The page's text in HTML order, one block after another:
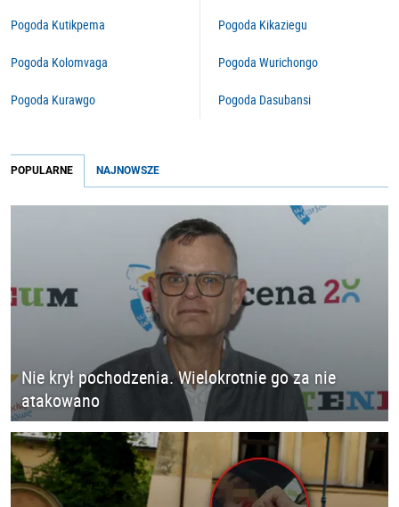
Pogoda Kutikpema
Pogoda Kolomvaga
Pogoda Kurawgo
Pogoda Kikaziegu
Pogoda Wurichongo
Pogoda Dasubansi
POPULARNE NAJNOWSZE
Nie krył pochodzenia. Wielokrotnie go za nie
atakowano